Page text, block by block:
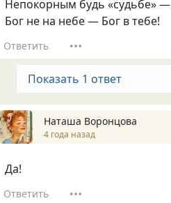
Непокорным будь «судьбе» —
Бог не на небе — Бог в тебе!
Ответить
Показать 1 ответ
Наташа Воронцова
4 года назад
Да!
Ответить